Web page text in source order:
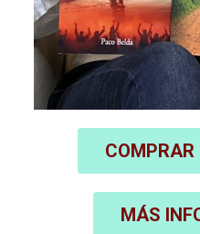
COMPRAR
MÁS